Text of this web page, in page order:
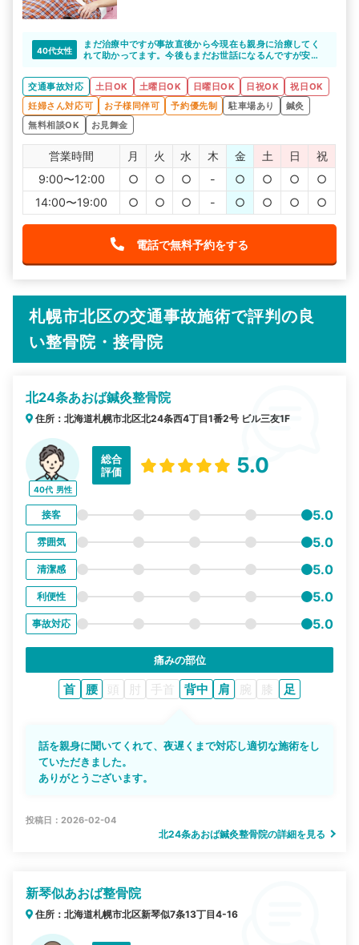
40代女性
まだ治療中ですが事故直後から今現在も親身に治療してく
れて助かってます。今後もまだお世話になるんですが安心
交通事故対応
土日OK 土曜日OK 日曜日OK 日祝OK
祝日OK
妊婦さん対応可
お子様同伴可 予約優先制 駐車場あり
鍼灸
無料相談OK
お見舞金
営業時間 月 火 水 木 金 土 日
祝
9:00〜12:00
○ ○ ○ - ○ ○ ○
○
14:00〜19:00
○ ○ ○ - ○ ○ ○ ○
電話で無料予約をする
札幌市北区の交通事故施術で評判の良
い整骨院・接骨院
北24条あおば鍼灸整骨院
住所：北海道札幌市北区北24条西4丁目1番2号 ビル三友1F
40代 男性
総合
評価
5.0
接客 5.0
雰囲気 5.0
清潔感 5.0
利便性 5.0
事故対応 5.0
痛みの部位
首 腰 頭 肘 手首 背中 肩 腕 膝 足
話を親身に聞いてくれて、夜遅くまで対応し適切な施術をし
ていただきました。
ありがとうございます。
投稿日：2026-02-04
北24条あおば鍼灸整骨院の詳細を見る
新琴似あおば整骨院
住所：北海道札幌市北区新琴似7条13丁目4-16